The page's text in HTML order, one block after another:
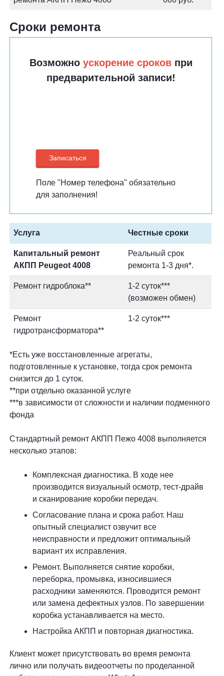
Сроки ремонта
Возможно ускорение сроковпри
предварительной записи!
Поле "Номер телефона" обязательно
для заполнения!
Услуга Честные сроки
Капитальный ремонт
АКПП Peugeot 4008
Реальный срок
ремонта 1-3 дня*.
Ремонт гидроблока**
1-2 суток***
(возможен обмен)
Ремонт
гидротрансформатора**
1-2 суток***
*Есть уже восстановленные агрегаты,
подготовленные к установке, тогда срок ремонта
снизится до 1 суток.
**при отдельно оказанной услуге
***в зависимости от сложности и наличии подменного
фонда
Стандартный ремонт АКПП Пежо 4008 выполняется
несколько этапов:
Комплексная диагностика. В ходе нее
производится визуальный осмотр, тест-драйв
и сканирование коробки передач.
Согласование плана и срока работ. Наш
опытный специалист озвучит все
неисправности и предложит оптимальный
вариант их исправления.
Ремонт. Выполняется снятие коробки,
переборка, промывка, износившиеся
расходники заменяются. Проводится ремонт
или замена дефектных узлов. По завершении
коробка устанавливается на место.
Настройка АКПП и повторная диагностика.
Клиент может присутствовать во время ремонта
лично или получать видеоотчеты по проделанной